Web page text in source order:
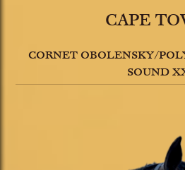
CAPE
CORNET OBOLENSKY/
SOUND